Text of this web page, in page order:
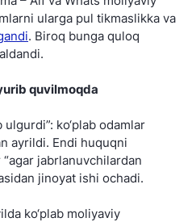
ularga pul tikmaslikka va
. Biroq bunga quloq
quvilmoqda
ko‘plab odamlar
ayrildi. Endi huquqni
jabrlanuvchilardan
jinoyat ishi ochadi.
ko‘plab moliyaviy